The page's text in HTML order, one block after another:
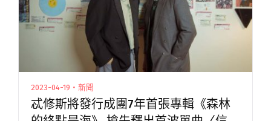
2023-04-19・新聞
忒修斯將發行成團7年首張專輯《森林